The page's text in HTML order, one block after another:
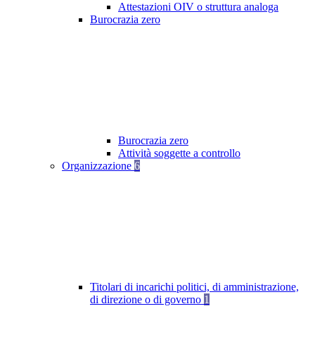
Attestazioni OIV o struttura analoga
Burocrazia zero
Burocrazia zero
Attività soggette a controllo
Organizzazione 6
Titolari di incarichi politici, di amministrazione,
di direzione o di governo 1